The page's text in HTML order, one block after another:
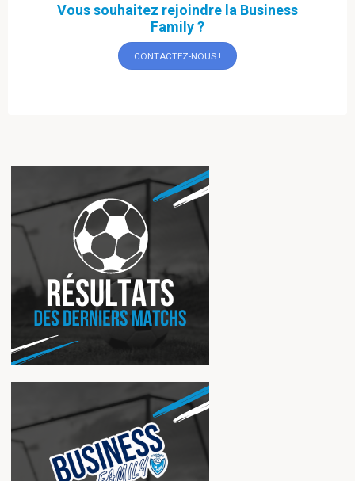
Vous souhaitez rejoindre la Business
Family ?
CONTACTEZ-NOUS !